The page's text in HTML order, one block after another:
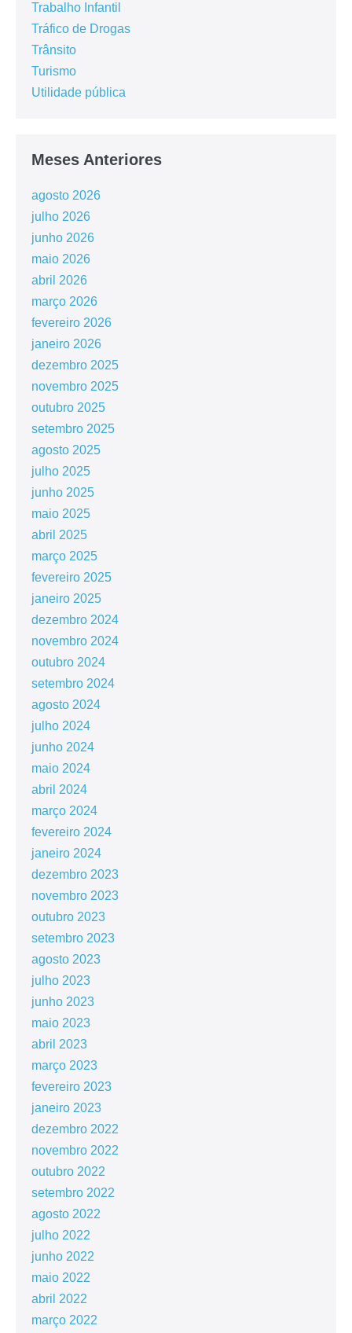
Trabalho Infantil
Tráfico de Drogas
Trânsito
Turismo
Utilidade pública
Meses Anteriores
agosto 2026
julho 2026
junho 2026
maio 2026
abril 2026
março 2026
fevereiro 2026
janeiro 2026
dezembro 2025
novembro 2025
outubro 2025
setembro 2025
agosto 2025
julho 2025
junho 2025
maio 2025
abril 2025
março 2025
fevereiro 2025
janeiro 2025
dezembro 2024
novembro 2024
outubro 2024
setembro 2024
agosto 2024
julho 2024
junho 2024
maio 2024
abril 2024
março 2024
fevereiro 2024
janeiro 2024
dezembro 2023
novembro 2023
outubro 2023
setembro 2023
agosto 2023
julho 2023
junho 2023
maio 2023
abril 2023
março 2023
fevereiro 2023
janeiro 2023
dezembro 2022
novembro 2022
outubro 2022
setembro 2022
agosto 2022
julho 2022
junho 2022
maio 2022
abril 2022
março 2022